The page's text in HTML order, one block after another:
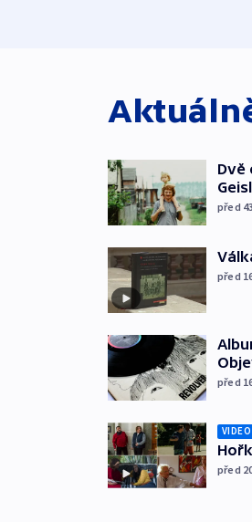
Dvě
před 43
před
před
VIDEO
před